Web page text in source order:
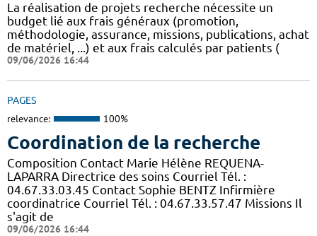
La réalisation de projets recherche nécessite un
budget lié aux frais généraux (promotion,
méthodologie, assurance, missions, publications, achat
de matériel, ...) et aux frais calculés par patients (
09/06/2026 16:44
PAGES
relevance: 100%
Coordination de la recherche
Composition Contact Marie Hélène REQUENA-
LAPARRA Directrice des soins Courriel Tél. :
04.67.33.03.45 Contact Sophie BENTZ Infirmière
coordinatrice Courriel Tél. : 04.67.33.57.47 Missions Il
s'agit de
09/06/2026 16:44